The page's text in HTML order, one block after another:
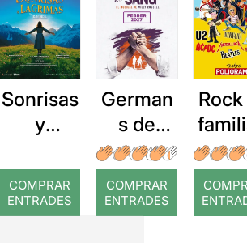
Sonrisas
y
COMPRAR
ENTRADES
German
s de
sang
COMPRAR
ENTRADES